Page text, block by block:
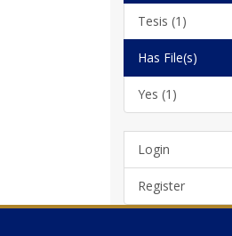
Tesis (1)
Has File(s)
Yes (1)
Login
Register